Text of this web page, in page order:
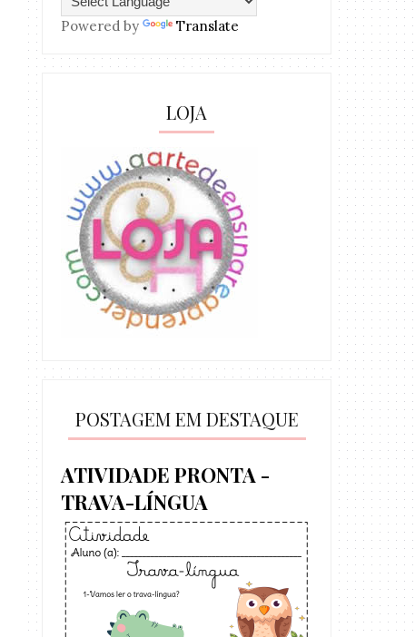
Powered by Translate
LOJA
POSTAGEM EM DESTAQUE
ATIVIDADE PRONTA -
TRAVA-LÍNGUA